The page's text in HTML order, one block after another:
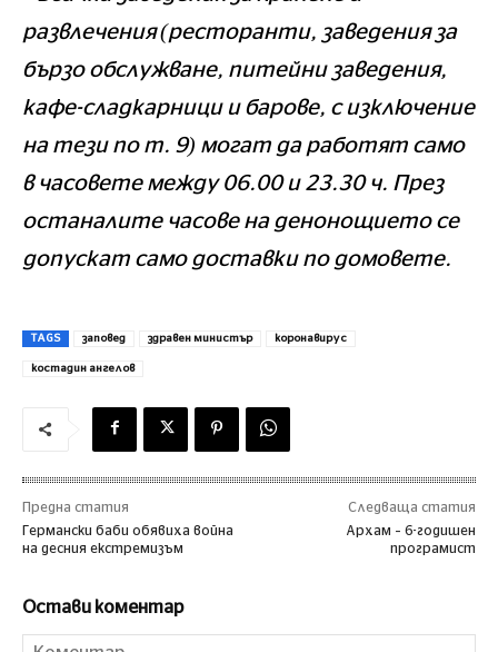
развлечения (ресторанти, заведения за
бързо обслужване, питейни заведения,
кафе-сладкарници и барове, с изключение
на тези по т. 9) могат да работят само
в часовете между 06.00 и 23.30 ч. През
останалите часове на денонощието се
допускат само доставки по домовете.
TAGS заповед здравен министър коронавирус
костадин ангелов
Предна статия
Германски баби обявиха война
на десния екстремизъм
Следваща статия
Архам – 6-годишен
програмист
Остави коментар